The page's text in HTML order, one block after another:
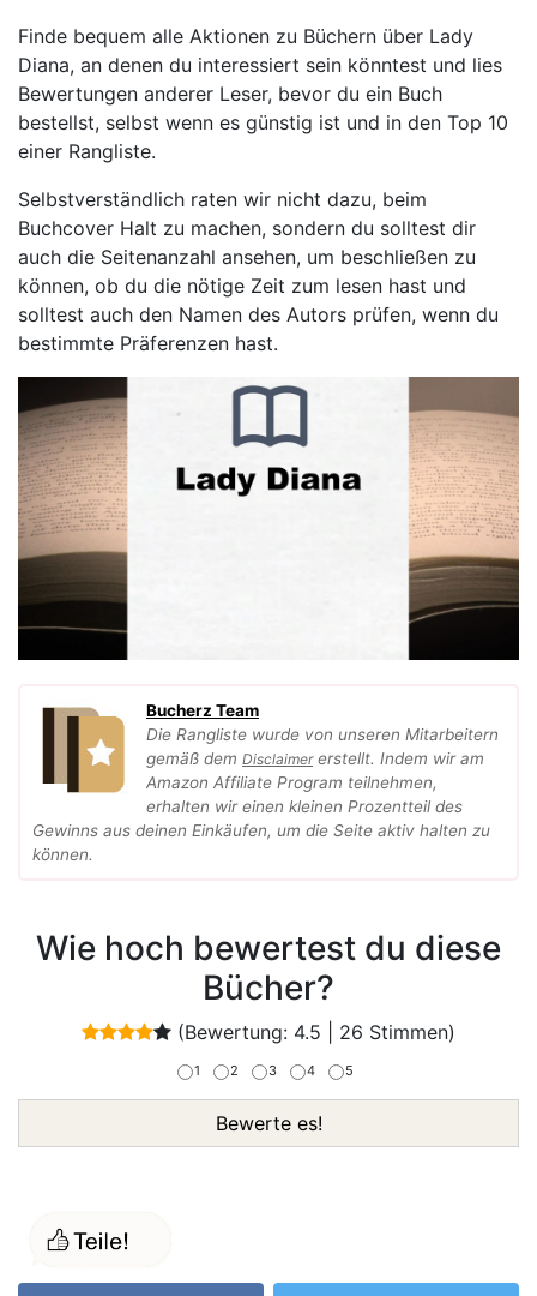
Finde bequem alle Aktionen zu Büchern über Lady
Diana, an denen du interessiert sein könntest und lies
Bewertungen anderer Leser, bevor du ein Buch
bestellst, selbst wenn es günstig ist und in den Top 10
einer Rangliste.
Selbstverständlich raten wir nicht dazu, beim
Buchcover Halt zu machen, sondern du solltest dir
auch die Seitenanzahl ansehen, um beschließen zu
können, ob du die nötige Zeit zum lesen hast und
solltest auch den Namen des Autors prüfen, wenn du
bestimmte Präferenzen hast.
Bucherz Team
Die Rangliste wurde von unseren Mitarbeitern
gemäß dem Disclaimererstellt. Indem wir am
Amazon Affiliate Program teilnehmen,
erhalten wir einen kleinen Prozentteil des
Gewinns aus deinen Einkäufen, um die Seite aktiv halten zu
können.
Wie hoch bewertest du diese
Bücher?
(Bewertung: 4.5 26 Stimmen)
1 2 3 4 5
Bewerte es!